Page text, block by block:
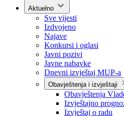
Kontakt
Aktuelno
Sve vijesti
Izdvojeno
Najave
Konkursi i oglasi
Javni pozivi
Javne nabavke
Dnevni izvještaj MUP-a
Obavještenja i izvještaji